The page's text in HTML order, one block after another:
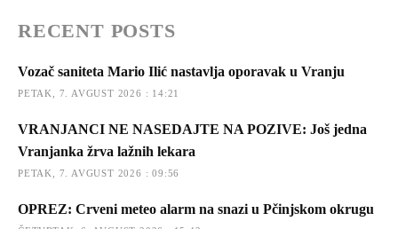
RECENT POSTS
Vozač saniteta Mario Ilić nastavlja oporavak u Vranju
PETAK, 7. AVGUST 2026 : 14:21
VRANJANCI NE NASEDAJTE NA POZIVE: Još jedna
Vranjanka žrva lažnih lekara
PETAK, 7. AVGUST 2026 : 09:56
OPREZ: Crveni meteo alarm na snazi u Pčinjskom okrugu